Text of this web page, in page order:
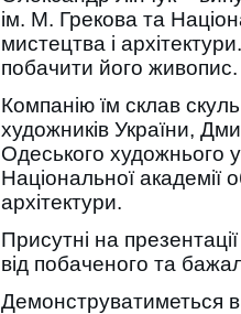
ім. М. Грекова та
мистецтва і
побачити його живопис.
Компанію їм склав
художників України,
Одеського художнього
Національної академії
архітектури.
Присутні на
від побаченого та
Демонструватиметься